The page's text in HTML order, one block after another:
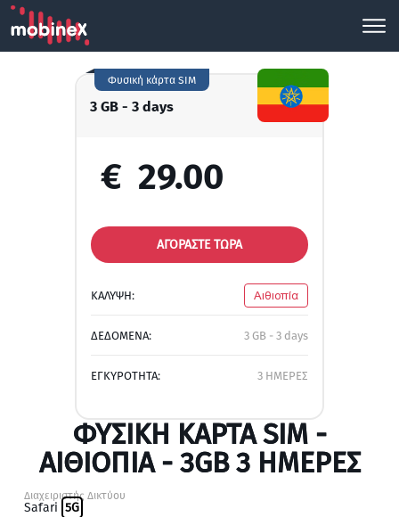
3 GB - 3 days
Φυσική κάρτα SIM
€ 29.00
ΑΓΟΡΑΣΤΕ ΤΩΡΑ
ΚΑΛΥΨΗ: Αιθιοπία
ΔΕΔΟΜΕΝΑ: 3 GB - 3 days
ΕΓΚΥΡΟΤΗΤΑ: 3 ΗΜΕΡΕΣ
ΦΥΣΙΚΉ ΚΆΡΤΑ SIM -
ΑΙΘΙΟΠΊΑ - 3GB 3 ΗΜΕΡΕΣ
Διαχειριστής Δικτύου
Safari 5G